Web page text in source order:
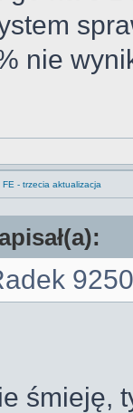
nie
- trzecia aktualizacja
śmieję,